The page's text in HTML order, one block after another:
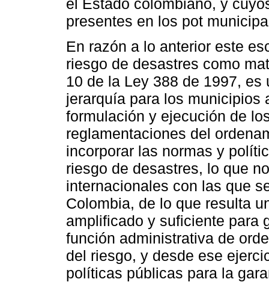
el Estado colombiano, y
presentes en los pot
En razón a lo anterior este
riesgo de desastres como
10 de la Ley 388 de 1997,
jerarquía para los municipios
formulación y ejecución de
reglamentaciones del
incorporar las normas y
riesgo de desastres, lo que
internacionales con las que
Colombia, de lo que resulta
amplificado y suficiente para
función administrativa de
del riesgo, y desde ese
políticas públicas para la